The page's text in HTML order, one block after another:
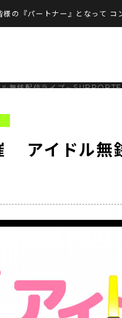
の『パートナー』となって コ
銭配信ライブ～
アイドル無